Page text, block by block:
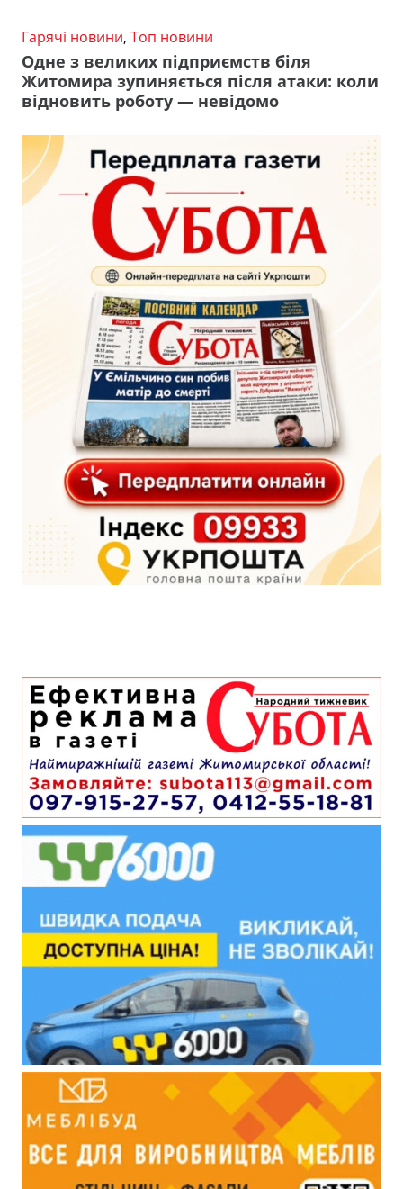
Гарячі новини, Топ новини
Одне з великих підприємств біля
Житомира зупиняється після атаки: коли
відновить роботу — невідомо